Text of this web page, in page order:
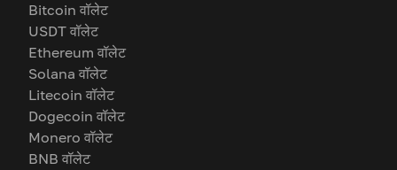
Bitcoin वॉलेट
USDT वॉलेट
Ethereum वॉलेट
Solana वॉलेट
Litecoin वॉलेट
Dogecoin वॉलेट
Monero वॉलेट
BNB वॉलेट